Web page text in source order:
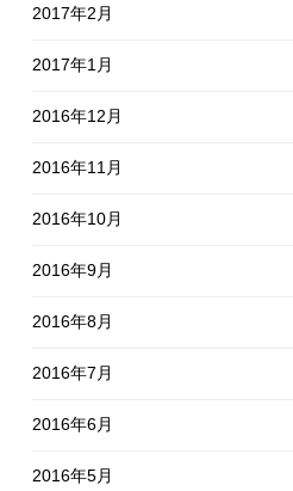
2017年2月
2017年1月
2016年12月
2016年11月
2016年10月
2016年9月
2016年8月
2016年7月
2016年6月
2016年5月